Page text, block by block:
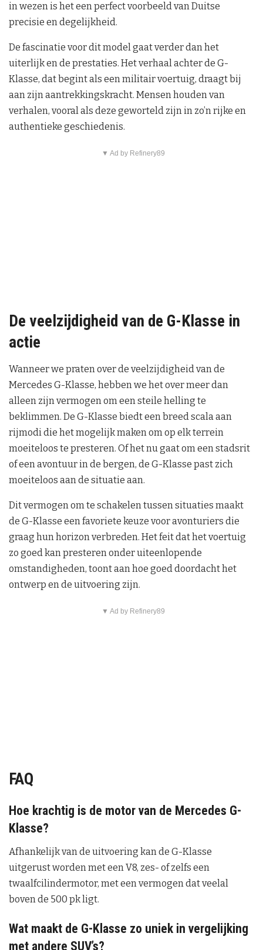
in wezen is het een perfect voorbeeld van Duitse
precisie en degelijkheid.
De fascinatie voor dit model gaat verder dan het
uiterlijk en de prestaties. Het verhaal achter de G-
Klasse, dat begint als een militair voertuig, draagt bij
aan zijn aantrekkingskracht. Mensen houden van
verhalen, vooral als deze geworteld zijn in zo’n rijke en
authentieke geschiedenis.
▼ Ad by Refinery89
De veelzijdigheid van de G-Klasse in
actie
Wanneer we praten over de veelzijdigheid van de
Mercedes G-Klasse, hebben we het over meer dan
alleen zijn vermogen om een steile helling te
beklimmen. De G-Klasse biedt een breed scala aan
rijmodi die het mogelijk maken om op elk terrein
moeiteloos te presteren. Of het nu gaat om een stadsrit
of een avontuur in de bergen, de G-Klasse past zich
moeiteloos aan de situatie aan.
Dit vermogen om te schakelen tussen situaties maakt
de G-Klasse een favoriete keuze voor avonturiers die
graag hun horizon verbreden. Het feit dat het voertuig
zo goed kan presteren onder uiteenlopende
omstandigheden, toont aan hoe goed doordacht het
ontwerp en de uitvoering zijn.
▼ Ad by Refinery89
FAQ
Hoe krachtig is de motor van de Mercedes G-
Klasse?
Afhankelijk van de uitvoering kan de G-Klasse
uitgerust worden met een V8, zes- of zelfs een
twaalfcilindermotor, met een vermogen dat veelal
boven de 500 pk ligt.
Wat maakt de G-Klasse zo uniek in vergelijking
met andere SUV’s?